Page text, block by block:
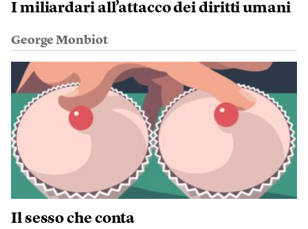
I miliardari all’attacco dei diritti umani
George Monbiot
Il sesso che conta